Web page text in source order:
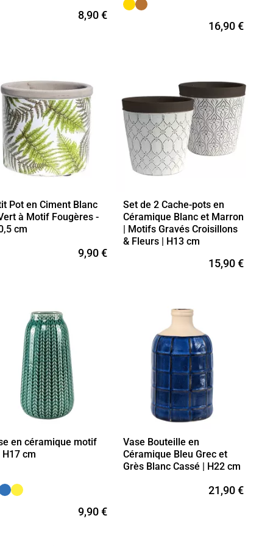
8,90 €
16,90 €
Pot en Ciment Blanc
à Motif Fougères -
cm
9,90 €
Set de 2 Cache-pots en
Céramique Blanc et Marron
| Motifs Gravés Croisillons
& Fleurs | H13 cm
15,90 €
en céramique motif
H17 cm
9,90 €
Vase Bouteille en
Céramique Bleu Grec et
Grès Blanc Cassé | H22 cm
21,90 €